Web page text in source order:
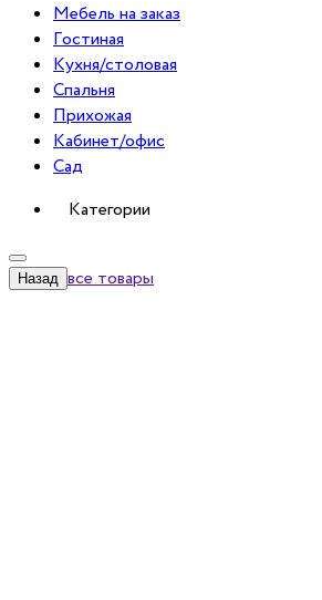
Мебель на заказ
Гостиная
Кухня/столовая
Спальня
Прихожая
Кабинет/офис
Сад
Категории
Назад все товары